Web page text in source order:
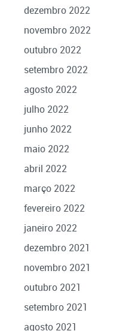
dezembro 2022
novembro 2022
outubro 2022
setembro 2022
agosto 2022
julho 2022
junho 2022
maio 2022
abril 2022
março 2022
fevereiro 2022
janeiro 2022
dezembro 2021
novembro 2021
outubro 2021
setembro 2021
agosto 2021